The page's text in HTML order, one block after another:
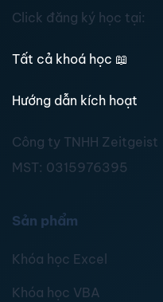
Click đăng ký học tại:
Tất cả khoá học 📖
Hướng dẫn kích hoạt
Công ty TNHH Zeitgeist
MST: 0315976395
Sản phẩm
Khóa học Excel
Khóa học VBA